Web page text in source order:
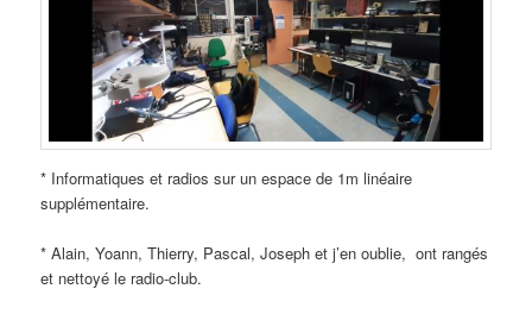
* Informatiques et radios sur un espace de 1m linéaire
supplémentaire.
* Alain, Yoann, Thierry, Pascal, Joseph et j’en oublie, ont rangés
et nettoyé le radio-club.